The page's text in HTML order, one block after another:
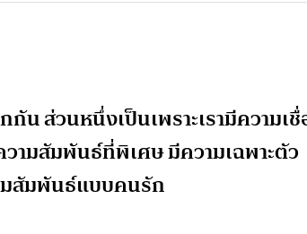
น ส่วนหนึ่งเป็นเพราะเรามีความเ
วามสัมพันธ์ที่พิเศษ มีความเฉพาะตัว
มสัมพันธ์แบบคนรัก